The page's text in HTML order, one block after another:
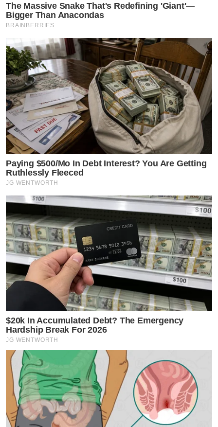
The Massive Snake That's Redefining 'Giant'—
Bigger Than Anacondas
BRAINBERRIES
Paying $500/Mo In Debt Interest? You Are Getting
Ruthlessly Fleeced
JG WENTWORTH
$20k In Accumulated Debt? The Emergency
Hardship Break For 2026
JG WENTWORTH